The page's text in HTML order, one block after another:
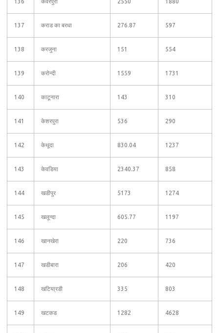
137 कराड का बरधा 276.87 597
138 करजुना 151 554
139 करोन्दी 1559 1731
140 काटूनारा 143 310
141 केशरपुरा 536 290
142 केथूदा 830.04 1237
143 केवडिया 2340.37 858
144 खडीपुर 5173 1274
145 खलून्दा 605.77 1197
146 खानखेरा 220 736
147 खडीबारा 206 420
148 खटिया्रडी 335 803
149 खटकड 1282 4628